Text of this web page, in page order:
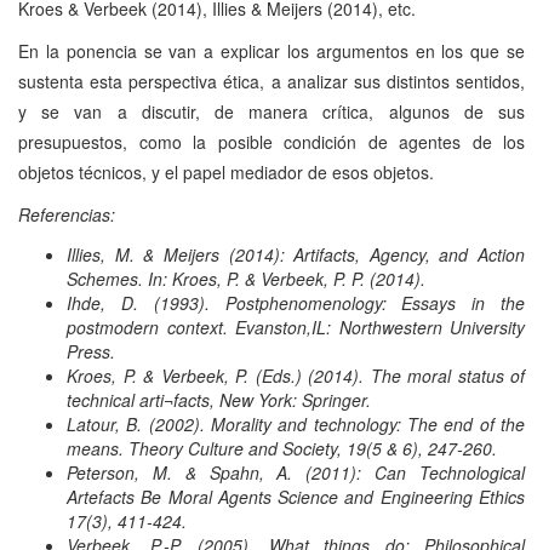
Kroes & Verbeek (2014), Illies & Meijers (2014), etc.
En la ponencia se van a explicar los argumentos en los que se
sustenta esta perspectiva ética, a analizar sus distintos sentidos,
y se van a discutir, de manera crítica, algunos de sus
presupuestos, como la posible condición de agentes de los
objetos técnicos, y el papel mediador de esos objetos.
Referencias:
Illies, M. & Meijers (2014): Artifacts, Agency, and Action
Schemes. In: Kroes, P. & Verbeek, P. P. (2014).
Ihde, D. (1993). Postphenomenology: Essays in the
postmodern context. Evanston,IL: Northwestern University
Press.
Kroes, P. & Verbeek, P. (Eds.) (2014). The moral status of
technical arti¬facts, New York: Springer.
Latour, B. (2002). Morality and technology: The end of the
means. Theory Culture and Society, 19(5 & 6), 247-260.
Peterson, M. & Spahn, A. (2011): Can Technological
Artefacts Be Moral Agents Science and Engineering Ethics
17(3), 411-424.